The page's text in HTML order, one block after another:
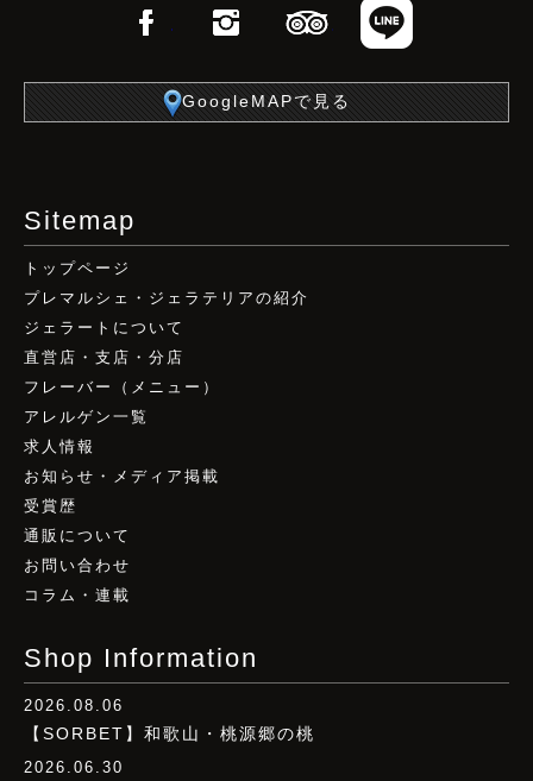
FacebookInstagramTripAdvisor
GoogleMAPで見る
Sitemap
トップページ
プレマルシェ・ジェラテリアの紹介
ジェラートについて
直営店・支店・分店
フレーバー（メニュー）
アレルゲン一覧
求人情報
お知らせ・メディア掲載
受賞歴
通販について
お問い合わせ
コラム・連載
Shop Information
2026.08.06
【SORBET】和歌山・桃源郷の桃
2026.06.30